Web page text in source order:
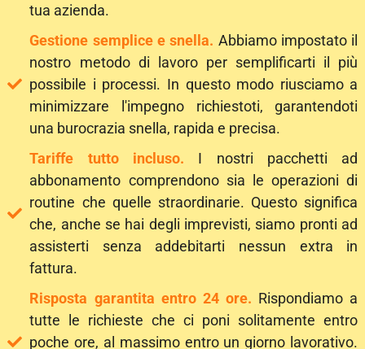
tua azienda.
Gestione semplice e snella. Abbiamo impostato il
nostro metodo di lavoro per semplificarti il più
possibile i processi. In questo modo riusciamo a
minimizzare l'impegno richiestoti, garantendoti
una burocrazia snella, rapida e precisa.
Tariffe tutto incluso. I nostri pacchetti ad
abbonamento comprendono sia le operazioni di
routine che quelle straordinarie. Questo significa
che, anche se hai degli imprevisti, siamo pronti ad
assisterti senza addebitarti nessun extra in
fattura.
Risposta garantita entro 24 ore. Rispondiamo a
tutte le richieste che ci poni solitamente entro
poche ore, al massimo entro un giorno lavorativo.